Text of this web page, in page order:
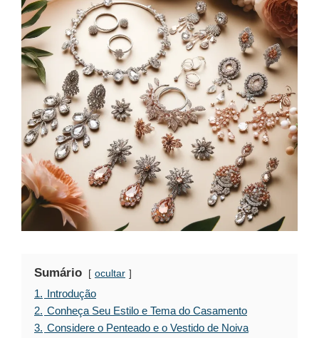
Sumário ocultar
1. Introdução
2. Conheça Seu Estilo e Tema do Casamento
3. Considere o Penteado e o Vestido de Noiva